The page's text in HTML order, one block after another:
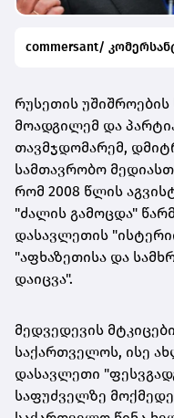
commersant/
რუსეთის
მოადგილემ და
თავმჯდომარემ,
სამთავრობო
რომ 2008 წლის
"ძალის გამოცდა"
დასავლეთის
"აფხაზეთისა და
დაიცვა".
მედვედევის
საქართველოს, ისე
დასავლეთი
საფუძველზე